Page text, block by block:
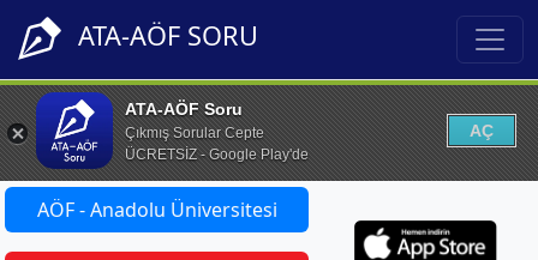
ATA-AÖF SORU
ATA-AÖF Soru
Çıkmış Sorular Cepte
ÜCRETSİZ - Google Play'de
AÇ
AÖF - Anadolu Üniversitesi